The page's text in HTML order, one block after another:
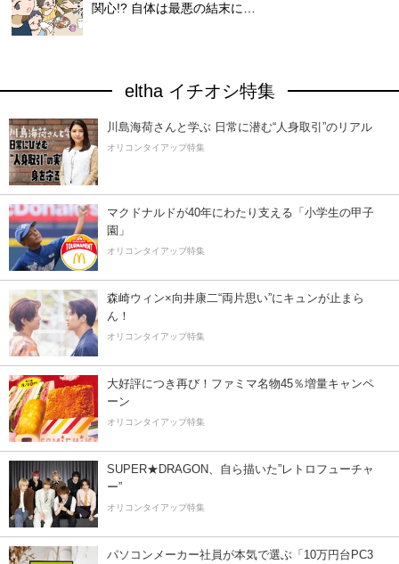
関心!? 自体は最悪の結末に…
eltha イチオシ特集
川島海荷さんと学ぶ 日常に潜む“人身取引”のリアル
オリコンタイアップ特集
マクドナルドが40年にわたり支える「小学生の甲子
園」
オリコンタイアップ特集
森崎ウィン×向井康二“両片思い”にキュンが止まら
ん！
オリコンタイアップ特集
大好評につき再び！ファミマ名物45％増量キャンペ
ーン
オリコンタイアップ特集
SUPER★DRAGON、自ら描いた”レトロフューチャ
ー”
オリコンタイアップ特集
パソコンメーカー社員が本気で選ぶ「10万円台PC3